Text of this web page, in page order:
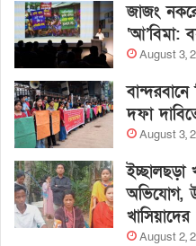
জাজং
‘আ’বিমা:
August 3,
দফা
August 3,
ইচ্ছালছড়া
অভিযোগ,
খাসিয়াদের
August 2,